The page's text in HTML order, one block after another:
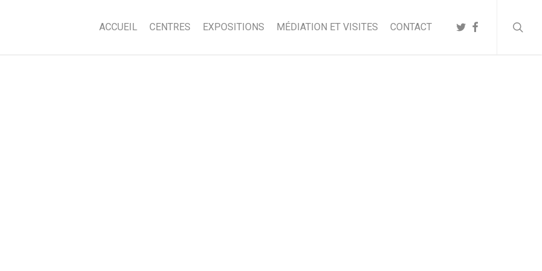
ACCUEIL CENTRES EXPOSITIONS MÉDIATION ET VISITES CONTACT TWITTER
FACEBOOK